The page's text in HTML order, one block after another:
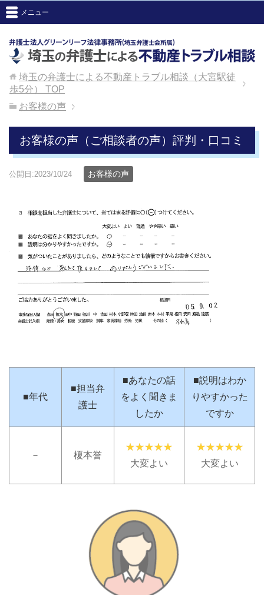
メニュー
埼玉の弁護士による不動産トラブル相談（大宮駅徒
歩5分）
TOP
お客様の声
お客様の声（ご相談者の声）評判・口コミ
公開日:2023/10/24 お客様の声
■年代
■担当弁
護士
■あなたの話
をよく聞きま
したか
■説明はわか
りやすかった
ですか
－
榎本誉
大変よい
大変よい